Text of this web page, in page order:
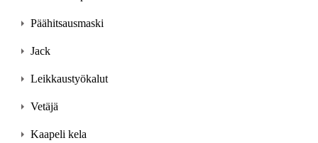
Päähitsausmaski
Jack
Leikkaustyökalut
Vetäjä
Kaapeli kela